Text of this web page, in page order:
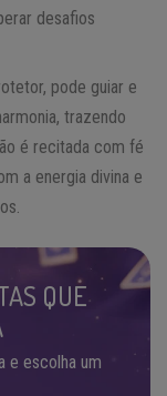
desafios
pode guiar e
trazendo
é recitada com fé
a energia divina e
QUE
e escolha um